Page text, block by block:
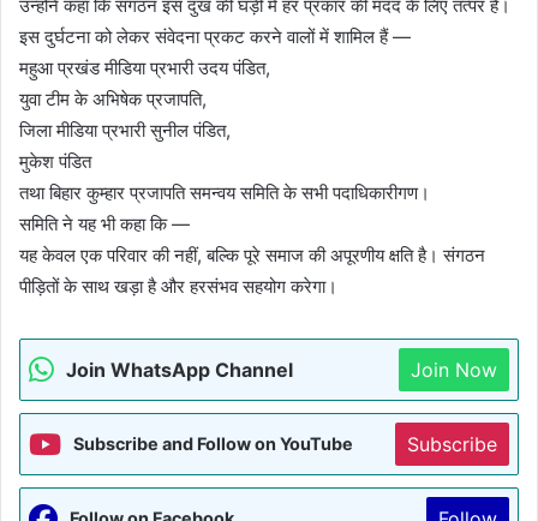
उन्होंने कहा कि संगठन इस दुख की घड़ी में हर प्रकार की मदद के लिए तत्पर है।
इस दुर्घटना को लेकर संवेदना प्रकट करने वालों में शामिल हैं —
महुआ प्रखंड मीडिया प्रभारी उदय पंडित,
युवा टीम के अभिषेक प्रजापति,
जिला मीडिया प्रभारी सुनील पंडित,
मुकेश पंडित
तथा बिहार कुम्हार प्रजापति समन्वय समिति के सभी पदाधिकारीगण।
समिति ने यह भी कहा कि —
यह केवल एक परिवार की नहीं, बल्कि पूरे समाज की अपूरणीय क्षति है। संगठन
पीड़ितों के साथ खड़ा है और हरसंभव सहयोग करेगा।
Join WhatsApp Channel Join Now
Subscribe and Follow on YouTube Subscribe